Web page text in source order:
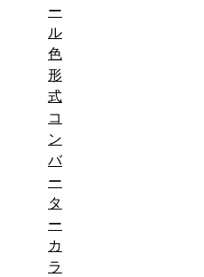
ー
ル
色
形
式
コ
ン
バ
ー
タ
ー
カ
ラ